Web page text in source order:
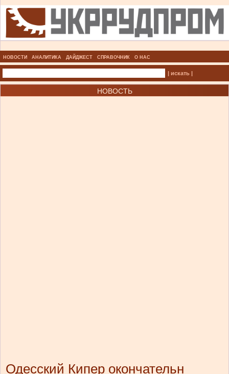
НОВОСТИ АНАЛИТИКА ДАЙДЖЕСТ СПРАВОЧНИК О НАС
| искать |
НОВОСТЬ
Одесский Кипер окончательн